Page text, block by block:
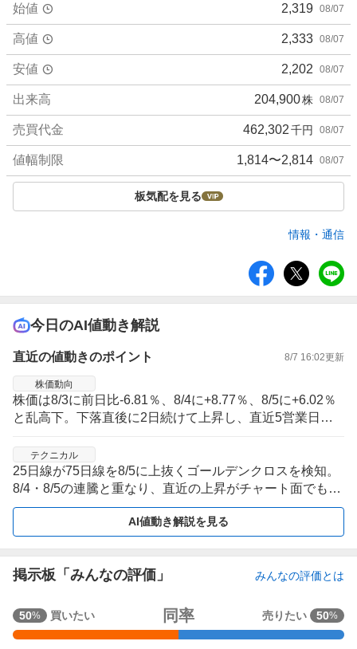
始値 2,319 08/07
高値 2,333 08/07
安値 2,202 08/07
出来高 204,900株 08/07
売買代金 462,302千円 08/07
値幅制限 1,814〜2,814 08/07
板気配を見る
情報・通信
ア
今日のAI値動き解説
直近の値動きのポイント 8/7 16:02更新
株価動向
株価は8/3に前日比-6.81％、8/4に+8.77％、8/5に+6.02％
と乱高下。下落直後に2日続けて上昇し、直近5営業日は
テクニカル
25日線が75日線を8/5に上抜くゴールデンクロスを検知。
8/4・8/5の連騰と重なり、直近の上昇がチャート面でも確
認された形。
AI値動き解説を見る
掲示板「みんなの評価」 みんなの評価とは
強
く
50% 買いたい 同率 売りたい 50%